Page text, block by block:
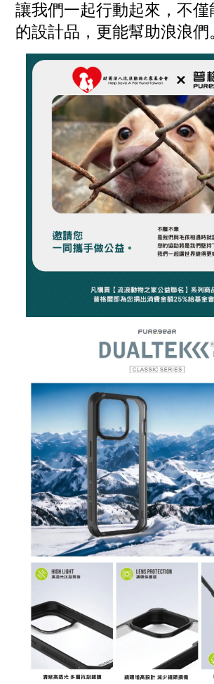
讓我們一起行動起來，不僅
的設計品，更能幫助浪浪們